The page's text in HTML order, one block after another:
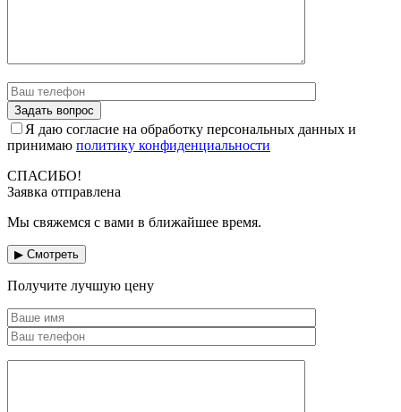
Я даю согласие на обработку персональных данных и
принимаю политику конфиденциальности
СПАСИБО!
Заявка отправлена
Мы свяжемся с вами в ближайшее время.
▶ Смотреть
Получите лучшую цену